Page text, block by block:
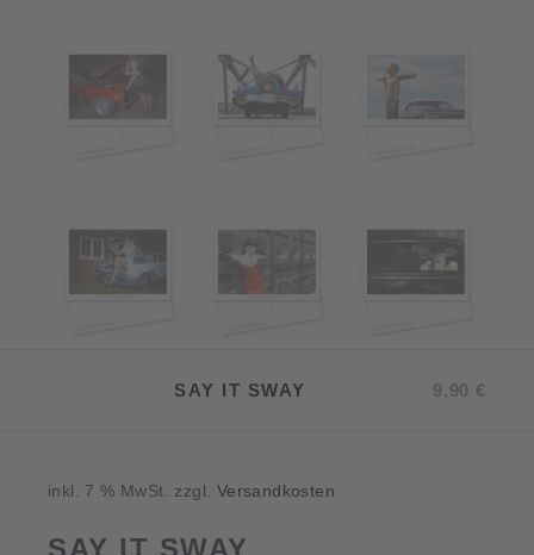
SAY IT SWAY 9,90 €
inkl. 7 % MwSt. zzgl. Versandkosten
SAY IT SWAY